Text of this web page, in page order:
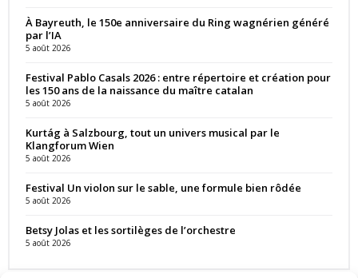
À Bayreuth, le 150e anniversaire du Ring wagnérien généré
par l’IA
5 août 2026
Festival Pablo Casals 2026 : entre répertoire et création pour
les 150 ans de la naissance du maître catalan
5 août 2026
Kurtág à Salzbourg, tout un univers musical par le
Klangforum Wien
5 août 2026
Festival Un violon sur le sable, une formule bien rôdée
5 août 2026
Betsy Jolas et les sortilèges de l’orchestre
5 août 2026